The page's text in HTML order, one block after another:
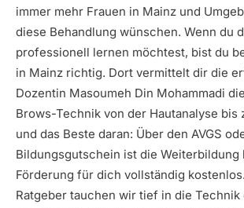
immer mehr Frauen in Mainz und
diese Behandlung wünschen. Wenn du
professionell lernen möchtest, bist du
in Mainz richtig. Dort vermittelt dir die
Dozentin Masoumeh Din Mohammadi
Brows-Technik von der Hautanalyse bis
und das Beste daran: Über den AVGS
Bildungsgutschein ist die
Förderung für dich vollständig
Ratgeber tauchen wir tief in die Technik